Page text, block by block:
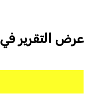
عرض التقرير في English